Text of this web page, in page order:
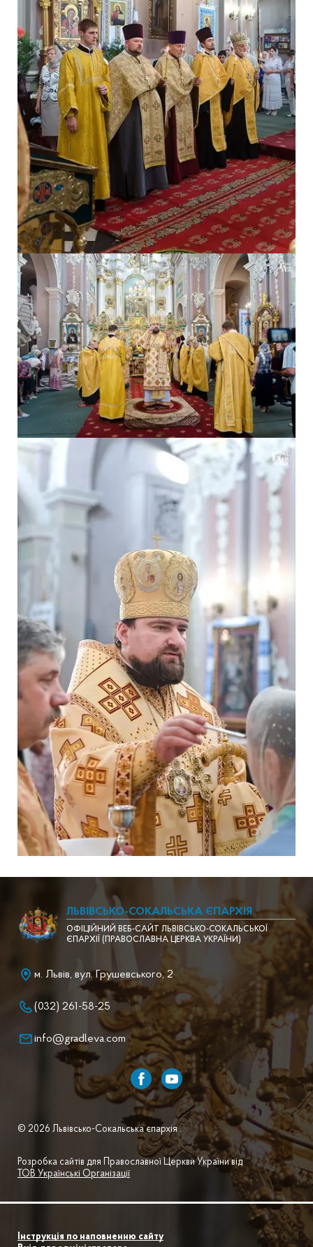
ЛЬВІВСЬКО-СОКАЛЬСЬКА ЄПАРХІЯ
ОФІЦІЙНИЙ ВЕБ-САЙТ ЛЬВІВСЬКО-СОКАЛЬСЬКОЇ
ЄПАРХІЇ (ПРАВОСЛАВНА ЦЕРКВА УКРАЇНИ)
м. Львів, вул. Грушевського, 2
(032) 261-58-25
info@gradleva.com
© 2026 Львівсько-Сокальська єпархія .
Розробка сайтів для Православної Церкви України від
ТОВ Українські Організації
Інструкція по наповненню сайту